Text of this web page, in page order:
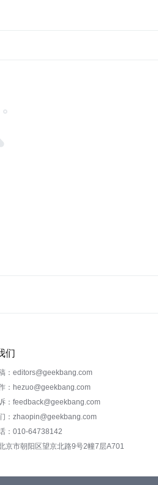
们
：editors@geekbang.com
：hezuo@geekbang.com
：feedback@geekbang.com
：zhaopin@geekbang.com
：010-64738142
京市朝阳区望京北路9号2幢7层A701